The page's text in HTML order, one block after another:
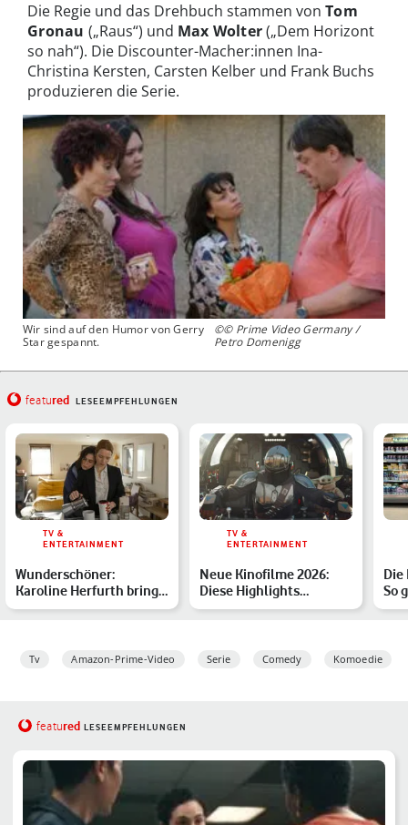
Die Regie und das Drehbuch stammen von Tom
Gronau („Raus“) und Max Wolter(„Dem Horizont
so nah“). Die Discounter-Macher:innen Ina-
Christina Kersten, Carsten Kelber und Frank Buchs
produzieren die Serie.
Wir sind auf den Humor von Gerry
Star gespannt.
©© Prime Video Germany /
Petro Domenigg
featured LESEEMPFEHLUNGEN
TV &
ENTERTAINMENT
Wunderschöner:
Karoline Herfurth bringt
Wunderschön-
TV &
ENTERTAINMENT
Neue Kinofilme 2026:
Diese Highlights
erwarten Dich
Die
So
Tv Amazon-Prime-Video Serie Comedy Komoedie
featured LESEEMPFEHLUNGEN